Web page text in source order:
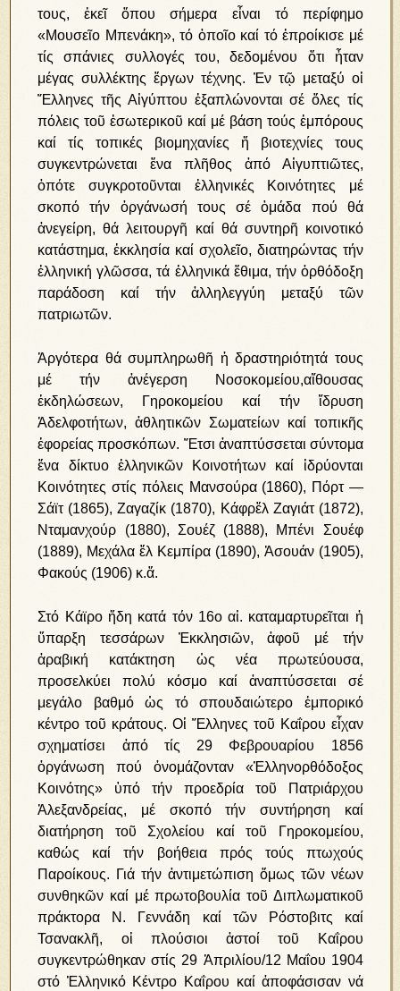
τους, ἐκεῖ ὅπου σήμερα εἶναι τό περίφημο
«Μουσεῖο Μπενάκη», τό ὁποῖο καί τό ἐπροίκισε μέ
τίς σπάνιες συλλογές του, δεδομένου ὅτι ἦταν
μέγας συλλέκτης ἔργων τέχνης. Ἐν τῷ μεταξύ οἱ
Ἕλληνες τῆς Αἰγύπτου ἐξαπλώνονται σέ ὅλες τίς
πόλεις τοῦ ἐσωτερικοῦ καί μέ βάση τούς ἐμπόρους
καί τίς τοπικές βιομηχανίες ἤ βιοτεχνίες τους
συγκεντρώνεται ἕνα πλῆθος ἀπό Αἰγυπτιῶτες,
ὁπότε συγκροτοῦνται ἑλληνικές Κοινότητες μέ
σκοπό τήν ὀργάνωσή τους σέ ὁμάδα πού θά
ἀνεγείρη, θά λειτουργῆ καί θά συντηρῆ κοινοτικό
κατάστημα, ἐκκλησία καί σχολεῖο, διατηρώντας τήν
ἑλληνική γλῶσσα, τά ἑλληνικά ἔθιμα, τήν ὀρθόδοξη
παράδοση καί τήν ἀλληλεγγύη μεταξύ τῶν
πατριωτῶν.
Ἀργότερα θά συμπληρωθῆ ἡ δραστηριότητά τους
μέ τήν ἀνέγερση Νοσοκομείου,αἴθουσας
ἐκδηλώσεων, Γηροκομείου καί τήν ἵδρυση
Ἀδελφοτήτων, ἀθλητικῶν Σωματείων καί τοπικῆς
ἐφορείας προσκόπων. Ἔτσι ἀναπτύσσεται σύντομα
ἕνα δίκτυο ἑλληνικῶν Κοινοτήτων καί ἱδρύονται
Κοινότητες στίς πόλεις Μανσούρα (1860), Πόρτ ―
Σάϊτ (1865), Ζαγαζίκ (1870), Κάφρἔλ Ζαγιάτ (1872),
Νταμανχούρ (1880), Σουέζ (1888), Μπένι Σουέφ
(1889), Μεχάλα ἔλ Κεμπίρα (1890), Ἀσουάν (1905),
Φακούς (1906) κ.ἄ.
Στό Κάϊρο ἤδη κατά τόν 16ο αἰ. καταμαρτυρεῖται ἡ
ὕπαρξη τεσσάρων Ἐκκλησιῶν, ἀφοῦ μέ τήν
ἀραβική κατάκτηση ὡς νέα πρωτεύουσα,
προσελκύει πολύ κόσμο καί ἀναπτύσσεται σέ
μεγάλο βαθμό ὡς τό σπουδαιώτερο ἐμπορικό
κέντρο τοῦ κράτους. Οἱ Ἕλληνες τοῦ Καΐρου εἶχαν
σχηματίσει ἀπό τίς 29 Φεβρουαρίου 1856
ὀργάνωση πού ὀνομάζονταν «Ἑλληνορθόδοξος
Κοινότης» ὑπό τήν προεδρία τοῦ Πατριάρχου
Ἀλεξανδρείας, μέ σκοπό τήν συντήρηση καί
διατήρηση τοῦ Σχολείου καί τοῦ Γηροκομείου,
καθώς καί τήν βοήθεια πρός τούς πτωχούς
Παροίκους. Γιά τήν ἀντιμετώπιση ὅμως τῶν νέων
συνθηκῶν καί μέ πρωτοβουλία τοῦ Διπλωματικοῦ
πράκτορα Ν. Γεννάδη καί τῶν Ρόστοβιτς καί
Τσανακλῆ, οἱ πλούσιοι ἀστοί τοῦ Καΐρου
συγκεντρώθηκαν στίς 29 Ἀπριλίου/12 Μαΐου 1904
στό Ἑλληνικό Κέντρο Καΐρου καί ἀποφάσισαν νά